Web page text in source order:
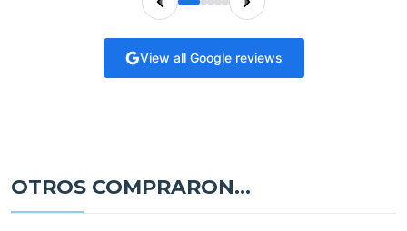
View all Google reviews
OTROS COMPRARON...